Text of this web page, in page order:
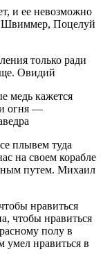
и ее невозможно
Швиммер, Поцелуй
только ради
Овидий
медь кажется
огня —
плывем туда
на своем корабле
путем. Михаил
нравиться
чтобы нравиться
полу в
умел нравиться в